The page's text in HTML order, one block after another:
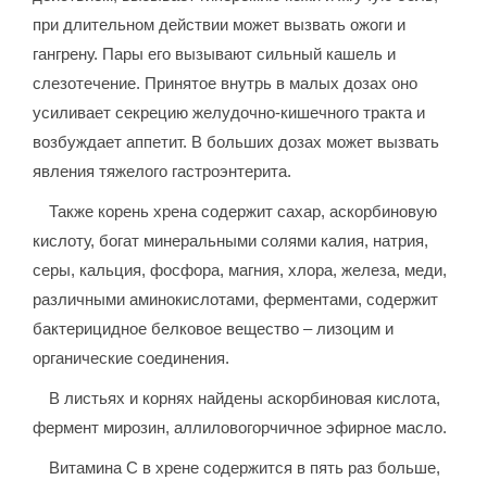
при длительном действии может вызвать ожоги и
гангрену. Пары его вызывают сильный кашель и
слезотечение. Принятое внутрь в малых дозах оно
усиливает секрецию желудочно-кишечного тракта и
возбуждает аппетит. В больших дозах может вызвать
явления тяжелого гастроэнтерита.
Также корень хрена содержит сахар, аскорбиновую
кислоту, богат минеральными солями калия, натрия,
серы, кальция, фосфора, магния, хлора, железа, меди,
различными аминокислотами, ферментами, содержит
бактерицидное белковое вещество – лизоцим и
органические соединения.
В листьях и корнях найдены аскорбиновая кислота,
фермент мирозин, аллиловогорчичное эфирное масло.
Витамина С в хрене содержится в пять раз больше,